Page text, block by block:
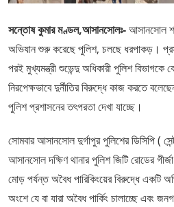
সন্তোষ কুমার মণ্ডল,আসানসোলঃ-আসানসোল
অভিযান শুরু করেছে পুলিশ, চলছে ধরপাকড়।
পরই মুখ্যমন্ত্রী শুভেন্দু অধিকারী পুলিশ
নিরপেক্ষভাবে দুর্নীতির বিরুদ্ধে কাজ করতে
পুলিশ প্রশাসনের তৎপরতা দেখা যাচ্ছে।
সোমবার আসানসোল দুর্গাপুর পুলিশের ডিসিপি (
আসানসোল দক্ষিণ থানার পুলিশ জিটি রোডের
মোড় পর্যন্ত অবৈধ পারিকিংয়ের বিরুদ্ধে একটি
অংশে যে বা যারা অবৈধ পার্কিং চালাচ্ছে এবং